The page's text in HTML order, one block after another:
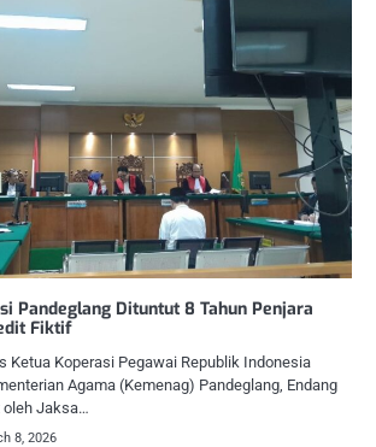
Pandeglang Dituntut 8 Tahun Penjara
Fiktif
Ketua Koperasi Pegawai Republik Indonesia
Agama (Kemenag) Pandeglang, Endang
oleh Jaksa…
8, 2026